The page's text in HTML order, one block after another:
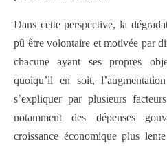
Dans cette perspective, la
pû être volontaire et motivée par
chacune ayant ses propres
quoiqu’il en soit,
s’expliquer par plusieurs
notamment des dépenses
croissance économique plus